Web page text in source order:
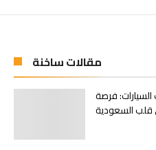
مقالات ساخنة
فرصة
قلب السعودية